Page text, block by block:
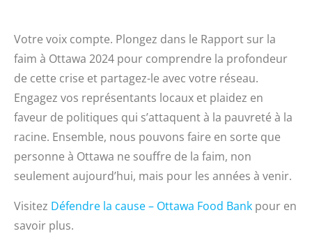
Votre voix compte. Plongez dans le Rapport sur la
faim à Ottawa 2024 pour comprendre la profondeur
de cette crise et partagez-le avec votre réseau.
Engagez vos représentants locaux et plaidez en
faveur de politiques qui s’attaquent à la pauvreté à la
racine. Ensemble, nous pouvons faire en sorte que
personne à Ottawa ne souffre de la faim, non
seulement aujourd’hui, mais pour les années à venir.
Visitez Défendre la cause – Ottawa Food Bank pour en
savoir plus.